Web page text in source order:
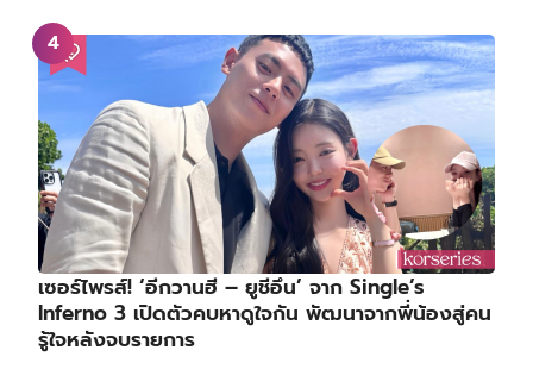
เซอร์ไพรส์! ‘อีกวานฮี – ยูชีอึน’ จาก Single’s
Inferno 3 เปิดตัวคบหาดูใจกัน พัฒนาจากพี่น้องสู่คน
รู้ใจหลังจบรายการ